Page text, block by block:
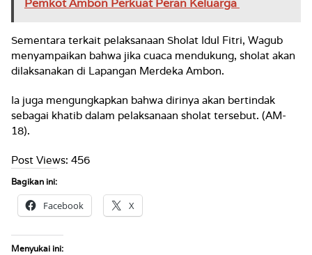
Pemkot Ambon Perkuat Peran Keluarga
Sementara terkait pelaksanaan Sholat Idul Fitri, Wagub
menyampaikan bahwa jika cuaca mendukung, sholat akan
dilaksanakan di Lapangan Merdeka Ambon.
Ia juga mengungkapkan bahwa dirinya akan bertindak
sebagai khatib dalam pelaksanaan sholat tersebut. (AM-
18).
Post Views: 456
Bagikan ini:
Facebook X
Menyukai ini: